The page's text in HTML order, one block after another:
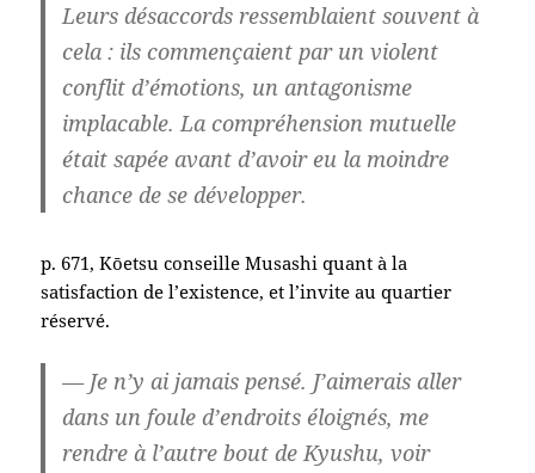
Leurs désaccords ressemblaient souvent à
cela : ils commençaient par un violent
conflit d’émotions, un antagonisme
implacable. La compréhension mutuelle
était sapée avant d’avoir eu la moindre
chance de se développer.
p. 671, Kōetsu conseille Musashi quant à la
satisfaction de l’existence, et l’invite au quartier
réservé.
— Je n’y ai jamais pensé. J’aimerais aller
dans un foule d’endroits éloignés, me
rendre à l’autre bout de Kyushu, voir